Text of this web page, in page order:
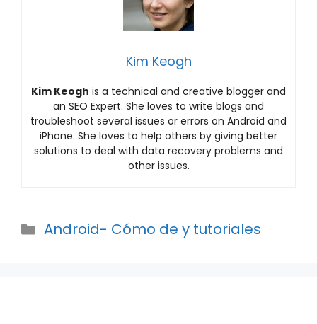
Kim Keogh
Kim Keogh is a technical and creative blogger and
an SEO Expert. She loves to write blogs and
troubleshoot several issues or errors on Android and
iPhone. She loves to help others by giving better
solutions to deal with data recovery problems and
other issues.
Categories
Android- Cómo de y tutoriales